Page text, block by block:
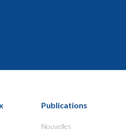
Publications
Nouvelles